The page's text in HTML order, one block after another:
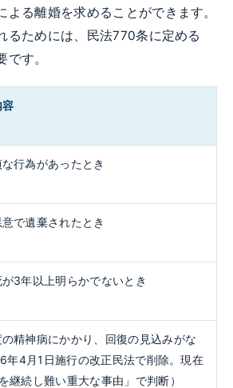
よる離婚を求めることができます。
るためには、民法770条に定める
です。
行為があったとき
で遺棄されたとき
3年以上明らかでないとき
精神病にかかり、回復の見込みがな
年4月1日施行の改正民法で削除。現在
継続し難い重大な事由」で判断）